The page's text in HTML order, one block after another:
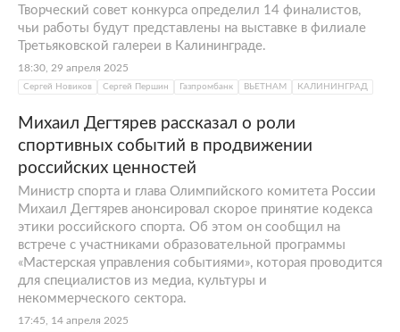
Творческий совет конкурса определил 14 финалистов,
чьи работы будут представлены на выставке в филиале
Третьяковской галереи в Калининграде.
18:30, 29 апреля 2025
Сергей Новиков Сергей Першин Газпромбанк ВЬЕТНАМ КАЛИНИНГРАД
Михаил Дегтярев рассказал о роли
спортивных событий в продвижении
российских ценностей
Министр спорта и глава Олимпийского комитета России
Михаил Дегтярев анонсировал скорое принятие кодекса
этики российского спорта. Об этом он сообщил на
встрече с участниками образовательной программы
«Мастерская управления событиями», которая проводится
для специалистов из медиа, культуры и
некоммерческого сектора.
17:45, 14 апреля 2025